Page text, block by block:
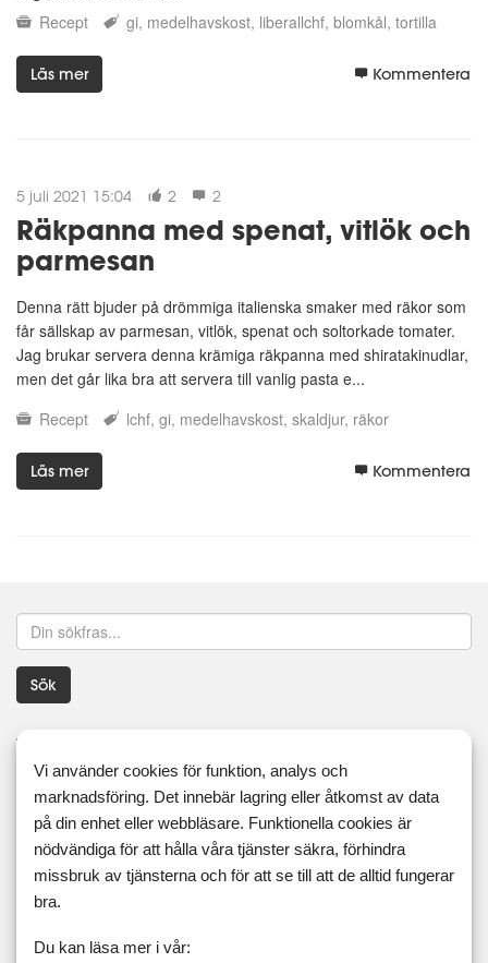
Recept gi medelhavskost liberallchf blomkål tortilla
Läs mer Kommentera
5 juli 2021 15:04 2 2
Räkpanna med spenat, vitlök och
parmesan
Denna rätt bjuder på drömmiga italienska smaker med räkor som
får sällskap av parmesan, vitlök, spenat och soltorkade tomater.
Jag brukar servera denna krämiga räkpanna med shiratakinudlar,
men det går lika bra att servera till vanlig pasta e...
Recept
lchf gi medelhavskost skaldjur räkor
Läs mer Kommentera
Sök
Taggar
16:8 5:2 ägg äggfasta äggfritt
aip
antiinflammatoriskt
asiatiskt aubergine bacon
bakteriekultur
bär beroende blandfärs
blinier
blomkål
bönor
brietårta broccoli
Vi använder cookies för funktion, analys och
marknadsföring. Det innebär lagring eller åtkomst av data
på din enhet eller webbläsare. Funktionella cookies är
nödvändiga för att hålla våra tjänster säkra, förhindra
missbruk av tjänsterna och för att se till att de alltid fungerar
bra.
Du kan läsa mer i vår: